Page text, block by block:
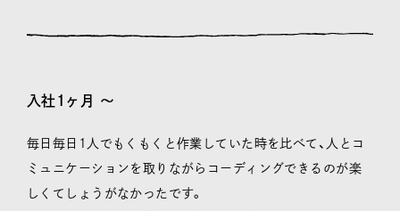
入社1ヶ月 〜
毎日毎日1人でもくもくと作業していた時を比べて、人とコ
ミュニケーションを取りながらコーディングできるのが楽
しくてしょうがなかったです。